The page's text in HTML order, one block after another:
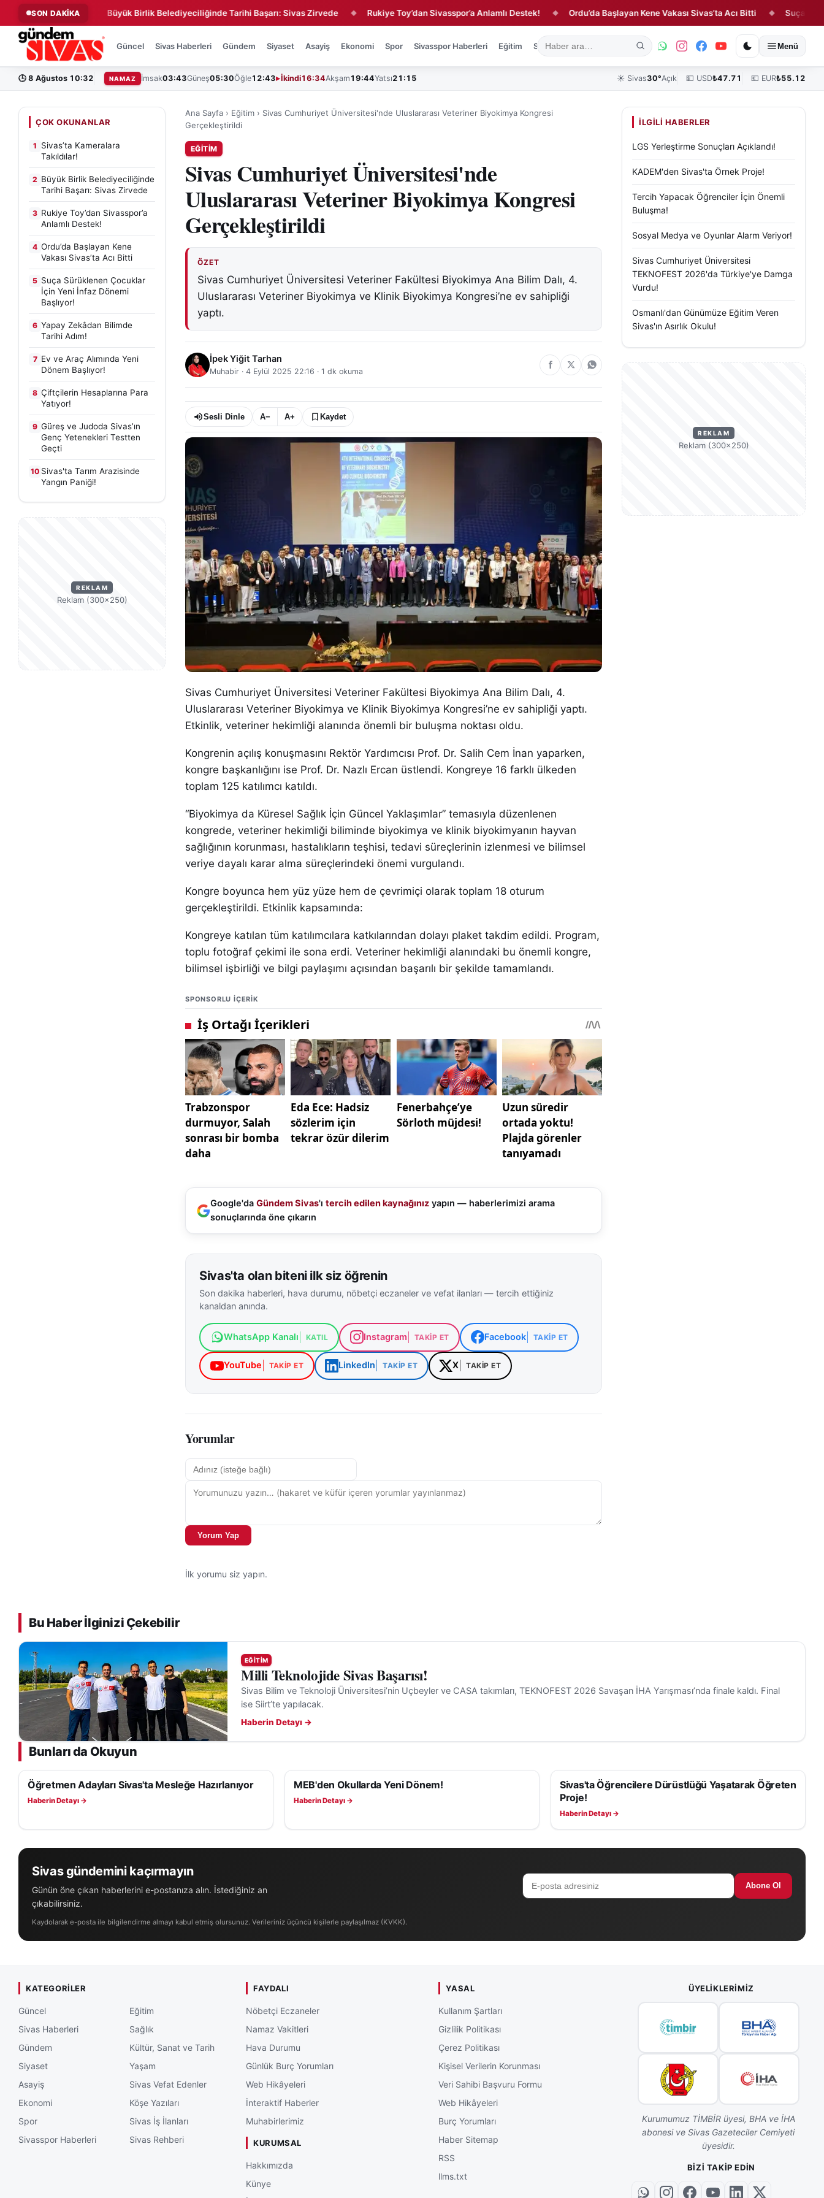
SON DAKİKA
Takıldılar! ◆ Büyük Birlik Belediyeciliğinde Tarihi Başarı: Sivas Zirvede ◆ Rukiye Toy’dan Sivasspor’a Anlamlı Destek! ◆ Ordu’da Başlayan Kene Vakası Sivas’ta Acı Bitti ◆ Suça
Güncel Sivas Haberleri Gündem Siyaset Asayiş Ekonomi Spor Sivasspor Haberleri Eğitim Sağlık Kültür, Sanat ve Tarih Yaşam Sivas Vefat Edenler Köşe
Menü
🕒 8 Ağustos 10:32 NAMAZ İmsak03:43Güneş05:30Öğle12:43 İkindi16:34Akşam 19:44Yatsı21:15 ☀️ Sivas30°Açık 💵 USD₺47.71 💶 EUR₺55.12
ÇOK OKUNANLAR
1 Sivas’ta Kameralara
Takıldılar!
2 Büyük Birlik Belediyeciliğinde
Tarihi Başarı: Sivas Zirvede
3 Rukiye Toy’dan Sivasspor’a
Anlamlı Destek!
4 Ordu’da Başlayan Kene
Vakası Sivas’ta Acı Bitti
5 Suça Sürüklenen Çocuklar
İçin Yeni İnfaz Dönemi
Başlıyor!
6 Yapay Zekâdan Bilimde
Tarihi Adım!
7 Ev ve Araç Alımında Yeni
Dönem Başlıyor!
8 Çiftçilerin Hesaplarına Para
Yatıyor!
9 Güreş ve Judoda Sivas’ın
Genç Yetenekleri Testten
Geçti
10 Sivas'ta Tarım Arazisinde
Yangın Paniği!
REKLAM
Reklam (300×250)
Ana Sayfa › Eğitim › Sivas Cumhuriyet Üniversitesi'nde Uluslararası Veteriner Biyokimya Kongresi
Gerçekleştirildi
EĞITIM
Sivas Cumhuriyet Üniversitesi'nde
Uluslararası Veteriner Biyokimya Kongresi
Gerçekleştirildi
ÖZET
Sivas Cumhuriyet Üniversitesi Veteriner Fakültesi Biyokimya Ana Bilim Dalı, 4.
Uluslararası Veteriner Biyokimya ve Klinik Biyokimya Kongresi’ne ev sahipliği
yaptı.
İpek Yiğit Tarhan
Muhabir · 4 Eylül 2025 22:16 · 1 dk okuma
Sesli Dinle A− A+ Kaydet
Sivas Cumhuriyet Üniversitesi Veteriner Fakültesi Biyokimya Ana Bilim Dalı, 4.
Uluslararası Veteriner Biyokimya ve Klinik Biyokimya Kongresi’ne ev sahipliği yaptı.
Etkinlik, veteriner hekimliği alanında önemli bir buluşma noktası oldu.
Kongrenin açılış konuşmasını Rektör Yardımcısı Prof. Dr. Salih Cem İnan yaparken,
kongre başkanlığını ise Prof. Dr. Nazlı Ercan üstlendi. Kongreye 16 farklı ülkeden
toplam 125 katılımcı katıldı.
“Biyokimya da Küresel Sağlık İçin Güncel Yaklaşımlar” temasıyla düzenlenen
kongrede, veteriner hekimliği biliminde biyokimya ve klinik biyokimyanın hayvan
sağlığının korunması, hastalıkların teşhisi, tedavi süreçlerinin izlenmesi ve bilimsel
veriye dayalı karar alma süreçlerindeki önemi vurgulandı.
Kongre boyunca hem yüz yüze hem de çevrimiçi olarak toplam 18 oturum
gerçekleştirildi. Etkinlik kapsamında:
Kongreye katılan tüm katılımcılara katkılarından dolayı plaket takdim edildi. Program,
toplu fotoğraf çekimi ile sona erdi. Veteriner hekimliği alanındaki bu önemli kongre,
bilimsel işbirliği ve bilgi paylaşımı açısından başarılı bir şekilde tamamlandı.
SPONSORLU IÇERIK
Google'da Gündem Sivas'ı tercih edilen kaynağınız yapın — haberlerimizi arama
sonuçlarında öne çıkarın
Sivas'ta olan biteni ilk siz öğrenin
Son dakika haberleri, hava durumu, nöbetçi eczaneler ve vefat ilanları — tercih ettiğiniz
kanaldan anında.
WhatsApp Kanalı KATIL Instagram TAKIP ET Facebook TAKIP ET
YouTube TAKIP ET LinkedIn TAKIP ET X TAKIP ET
Yorumlar
Yorum Yap
İlk yorumu siz yapın.
İLGILI HABERLER
LGS Yerleştirme Sonuçları Açıklandı!
KADEM'den Sivas'ta Örnek Proje!
Tercih Yapacak Öğrenciler İçin Önemli
Buluşma!
Sosyal Medya ve Oyunlar Alarm Veriyor!
Sivas Cumhuriyet Üniversitesi
TEKNOFEST 2026'da Türkiye'ye Damga
Vurdu!
Osmanlı'dan Günümüze Eğitim Veren
Sivas'ın Asırlık Okulu!
REKLAM
Reklam (300×250)
Bu Haber İlginizi Çekebilir
EĞITIM
Milli Teknolojide Sivas Başarısı!
Sivas Bilim ve Teknoloji Üniversitesi’nin Uçbeyler ve CASA takımları, TEKNOFEST 2026 Savaşan İHA Yarışması’nda finale kaldı. Final
ise Siirt’te yapılacak.
Haberin Detayı →
Bunları da Okuyun
EĞITIM
Öğretmen Adayları Sivas'ta Mesleğe Hazırlanıyor
Haberin Detayı →
EĞITIM
MEB'den Okullarda Yeni Dönem!
Haberin Detayı →
EĞITIM
Sivas'ta Öğrencilere Dürüstlüğü Yaşatarak Öğreten
Proje!
Haberin Detayı →
Sivas gündemini kaçırmayın
Günün öne çıkan haberlerini e-postanıza alın. İstediğiniz an
çıkabilirsiniz.
Abone Ol
Kaydolarak e-posta ile bilgilendirme almayı kabul etmiş olursunuz. Verileriniz üçüncü kişilerle paylaşılmaz (KVKK).
KATEGORILER
Güncel
Sivas Haberleri
Gündem
Siyaset
Asayiş
Ekonomi
Spor
Sivasspor Haberleri
Eğitim
Sağlık
Kültür, Sanat ve Tarih
Yaşam
Sivas Vefat Edenler
Köşe Yazıları
Sivas İş İlanları
Sivas Rehberi
FAYDALI
Nöbetçi Eczaneler
Namaz Vakitleri
Hava Durumu
Günlük Burç Yorumları
Web Hikâyeleri
İnteraktif Haberler
Muhabirlerimiz
KURUMSAL
Hakkımızda
Künye
YASAL
Kullanım Şartları
Gizlilik Politikası
Çerez Politikası
Kişisel Verilerin Korunması
Veri Sahibi Başvuru Formu
Web Hikâyeleri
Burç Yorumları
Haber Sitemap
RSS
llms.txt
ÜYELIKLERIMIZ
Kurumumuz TİMBİR üyesi, BHA ve İHA
abonesi ve Sivas Gazeteciler Cemiyeti
üyesidir.
BIZI TAKIP EDIN